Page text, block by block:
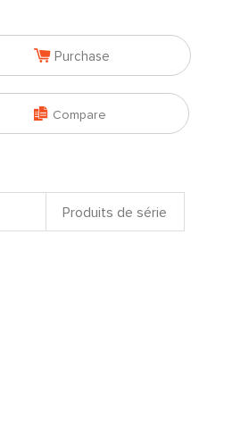
 Purchase
 Compare
Produits de série